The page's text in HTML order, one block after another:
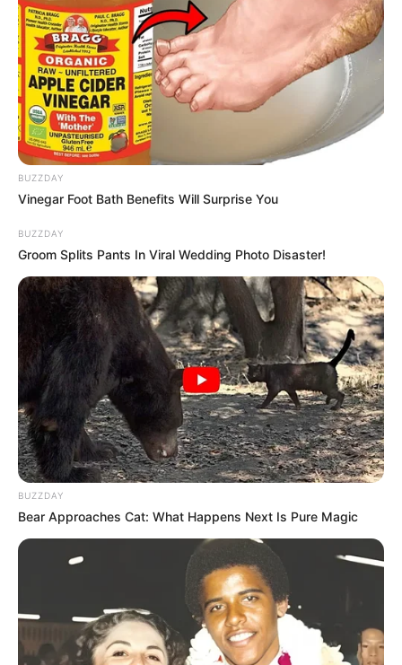
4. Jadi pengin ikutan jalan-jalan deh
BUZZDAY
Vinegar Foot Bath Benefits Will Surprise You
BUZZDAY
Groom Splits Pants In Viral Wedding Photo Disaster!
BUZZDAY
Bear Approaches Cat: What Happens Next Is Pure Magic